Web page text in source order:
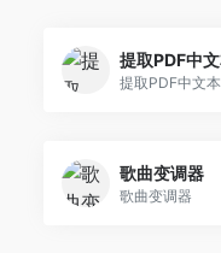
提取PDF中
提取PDF中文本
歌曲变调器
歌曲变调器